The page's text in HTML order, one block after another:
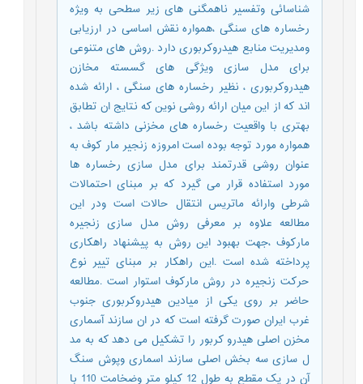
شناسائی وتفسیر ناهمگنی های زیر سطحی به ویژه
رخساره های سنگی ،همواره نقش اساسی در ارزیابی
ومدیریت منابع هیدروکربوری دارد .روش های متنوعی
برای مدل سازی ویژگی های گسسته مخازن
هیدروکربوری ، نظیر رخساره های سنگی ، ارائه شده
اند که از این میان ارائه روشی نوین که نتایج ان تطابق
بهتری با واقعیت رخساره های مخزنی داشته باشد ،
همواره مورد توجه بوده است امروزه زنجیر مار کوف به
عنوان روشی قدرتمند برای مدل سازی رخساره ها
مورد استفاده قرار می گیرد که بر مبنای احتمالات
شرطی وارائه ماتریس انتقال حالات است ودر این
مطالعه علاوه بر معرفی روش مدل سازی زنجیره
مارکوف ،جهت بهبود این روش به پیشنهاد راهکاری
پرداخته شده است .این راهکار بر مبنای تییر نوع
حرکت زنجیره در روش مارکوف استوار است .مطالعه
حاضر بر روی یکی از میادین هیدروکربوری جنوب
غرب ایران صورت گرفته است که در ان سازند آسماری
مخزن اصلی هیدرو کربور را تشکیل می دهد که به مد
ل سازی سه بخش اصلی سازند اسماری وپوش سنگ
آن در یک مقطع به طول 12 کیلو متر وضخامت 110 با